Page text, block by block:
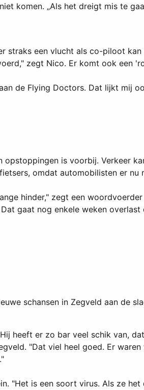
komen. „Als het dreigt mis te
straks een vlucht als co-piloot
zegt Nico. Er komt ook een
de Flying Doctors. Dat lijkt mij
opstoppingen is voorbij. Verkeer
omdat automobilisten er nu
hinder," zegt een woordvoerder
gaat nog enkele weken overlast
schansen in Zegveld aan de
heeft er zo bar veel schik van,
"Dat viel heel goed. Er waren
"Het is een soort virus. Als ze het